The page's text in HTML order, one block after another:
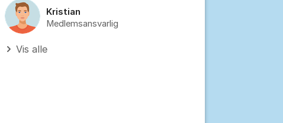
Kristian
Medlemsansvarlig
Vis alle